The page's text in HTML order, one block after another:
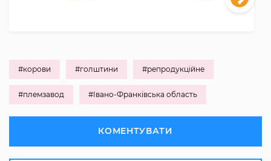
#корови #голштини #репродукційне
#племзавод #Івано-Франківська область
КОМЕНТУВАТИ